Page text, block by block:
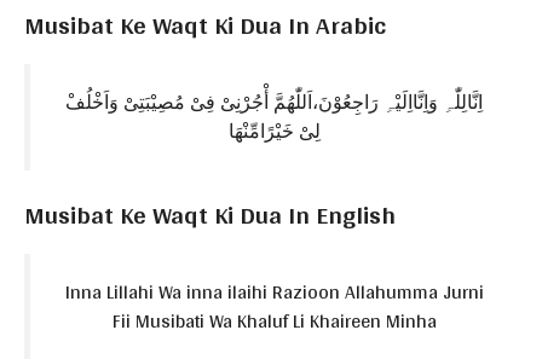
Musibat Ke Waqt Ki Dua In Arabic
اِنَّالِلّٰہِ وَاِنَّااِلَیْہِ رَاجِعُوْنَ،اَللّٰھُمَّ أْجُرْنِیْ فِیْ مُصِیْبَتِیْ وَاَخْلُفْ
لِیْ خَیْرًامِّنْھَا
Musibat Ke Waqt Ki Dua In English
Inna Lillahi Wa inna ilaihi Razioon Allahumma Jurni
Fii Musibati Wa Khaluf Li Khaireen Minha